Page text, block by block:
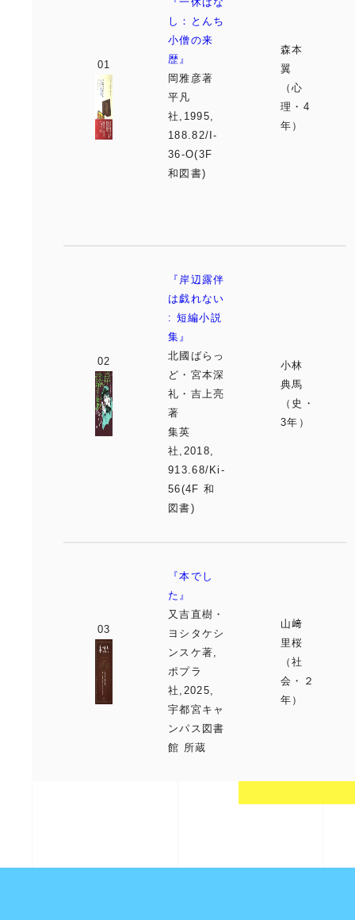
し：とんち
小僧の来
歴』
岡雅彦著
平凡
社,1995,
188.82/I-
36-O(3F
和図書)
森本
翼
（心
理・4
年）
『岸辺露伴
は戯れない
: 短編小説
集』
北國ばらっ
ど・宮本深
礼・吉上亮
著
集英
社,2018,
913.68/Ki-
56(4F 和
図書)
小林
典馬
（史・
3年）
『本でし
た』
又吉直樹・
ヨシタケシ
ンスケ著,
ポプラ
社,2025,
宇都宮キャ
ンパス図書
館 所蔵
山﨑
里桜
（社
会・２
年）